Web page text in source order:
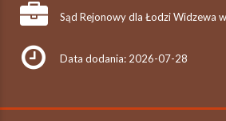
Sąd Rejonowy dla Łodzi Widzewa
Data dodania: 2026-07-28